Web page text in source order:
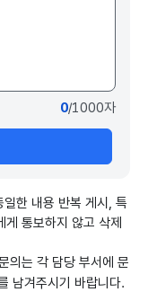
0/1000자
한 내용 반복 게시, 특
통보하지 않고 삭제
의는 각 담당 부서에 문
남겨주시기 바랍니다.